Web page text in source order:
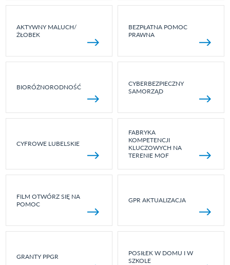
AKTYWNY MALUCH/
ŻŁOBEK
BEZPŁATNA POMOC
PRAWNA
BIORÓŻNORODNOŚĆ
CYBERBEZPIECZNY
SAMORZĄD
CYFROWE LUBELSKIE
FABRYKA
KOMPETENCJI
KLUCZOWYCH NA
TERENIE MOF
FILM OTWÓRZ SIĘ NA
POMOC
GPR AKTUALIZACJA
GRANTY PPGR
POSIŁEK W DOMU I W
SZKOLE